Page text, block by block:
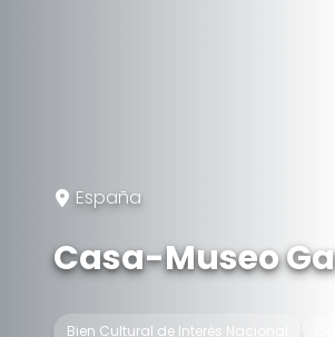
España
Casa-Museo
Bien Cultural de Interés Nacional